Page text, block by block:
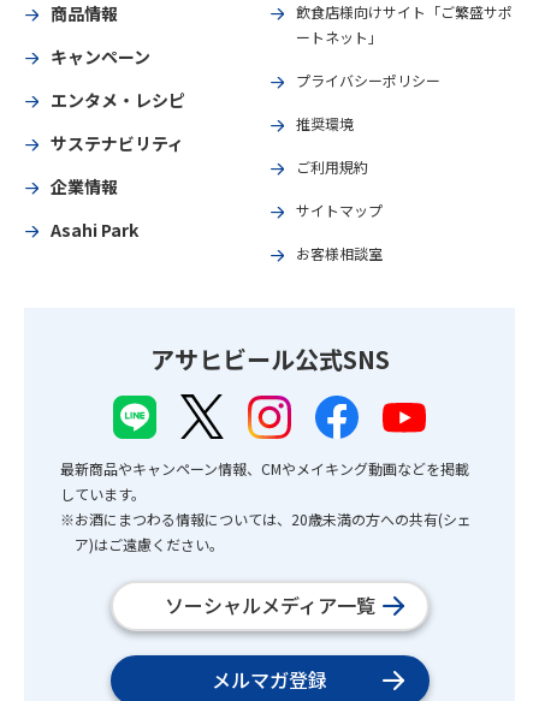
商品情報
キャンペーン
エンタメ・レシピ
サステナビリティ
企業情報
Asahi Park
飲食店様向けサイト「ご繁盛サポ
ートネット」
プライバシーポリシー
推奨環境
ご利用規約
サイトマップ
お客様相談室
アサヒビール公式SNS
最新商品やキャンペーン情報、CMやメイキング動画などを掲載
しています。
※お酒にまつわる情報については、20歳未満の方への共有(シェ
ア)はご遠慮ください。
ソーシャルメディア一覧
メルマガ登録